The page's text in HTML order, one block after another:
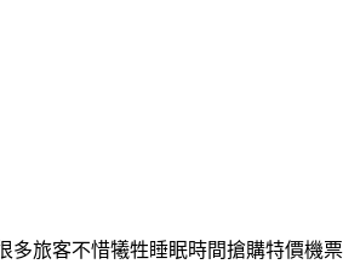
旅客不惜犧牲睡眠時間搶購特價機